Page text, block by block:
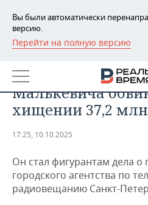
Вы были автоматически
версию.
Перейти на полную версию
РЕГИОНЫ
БАШКОРТОСТАН
ТАТАРСТАН
НОВОСТИ
АНАЛИТИКА
ДЕКЛАРАЦИИ О ДОХОДАХ
КОРОЛИ ГОСЗАКАЗА ПФО
НОВОСТИ ЭКОНОМИКИ
ФИНАНСЫ
ПРОМЫШЛЕННОСТЬ
НОВОСТИ
ПРОМЫШЛЕННОСТИ
НЕДВИЖИМОСТЬ
Депутата
Малькевича
хищении 37,2
17:25, 10.10.2025
Он стал фигурантам дела о
городского агентства по
радиовещанию Санкт-